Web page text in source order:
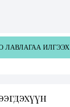
ЛАВЛАГАА ИЛГЭЭХ